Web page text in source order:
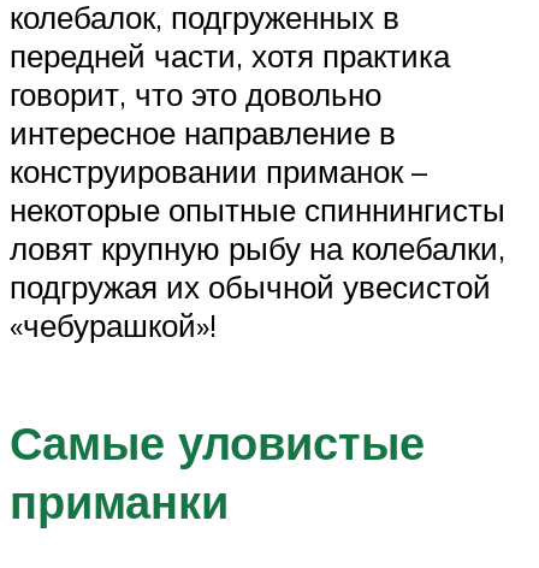
колебалок, подгруженных в
передней части, хотя практика
говорит, что это довольно
интересное направление в
конструировании приманок –
некоторые опытные спиннингисты
ловят крупную рыбу на колебалки,
подгружая их обычной увесистой
«чебурашкой»!
Самые уловистые
приманки